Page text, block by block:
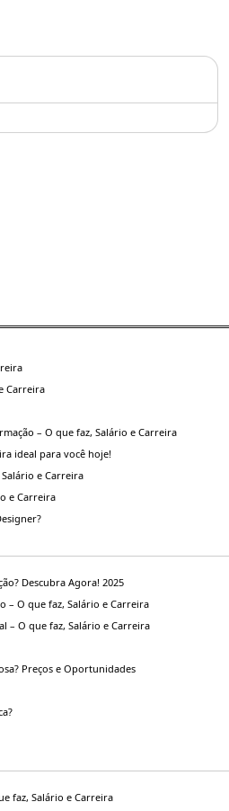
Carreira
– O que faz, Salário e Carreira
ideal para você hoje!
e Carreira
e Carreira
Descubra Agora! 2025
– O que faz, Salário e Carreira
– O que faz, Salário e Carreira
Preços e Oportunidades
faz, Salário e Carreira